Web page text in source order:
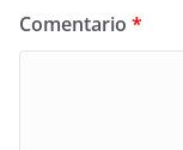
Comentario *